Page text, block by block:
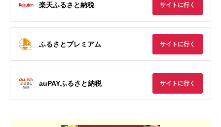
楽天ふるさと納税 サイトに行く
ふるさとプレミアム サイトに行く
auPAYふるさと納税 サイトに行く